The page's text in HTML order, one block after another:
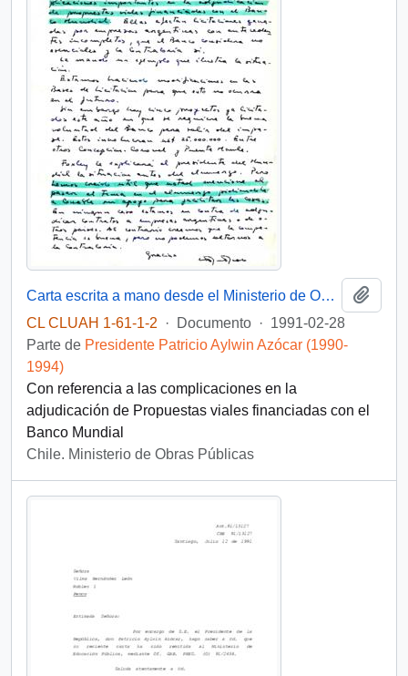
Carta escrita a mano desde el Ministerio de Obras Públicas, del Gabinete del Ministro, dirigida al Presidente [de la República de Chile]
CL CLUAH 1-61-1-2
· Documento · 1991-02-28
Parte de Presidente Patricio Aylwin Azócar (1990-
1994)
Con referencia a las complicaciones en la
adjudicación de Propuestas viales financiadas con el
Banco Mundial
Chile. Ministerio de Obras Públicas